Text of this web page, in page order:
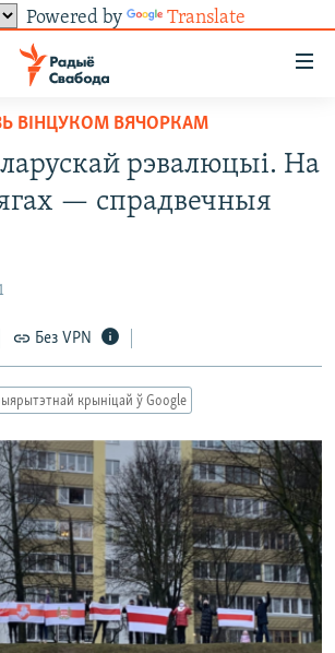
Powered by Translate
РСЭ
ВІНЦУКОМ ВЯЧОРКАМ
рэвалюцыі. На
— спрадвечныя
Без VPN
крыніцай ў Google